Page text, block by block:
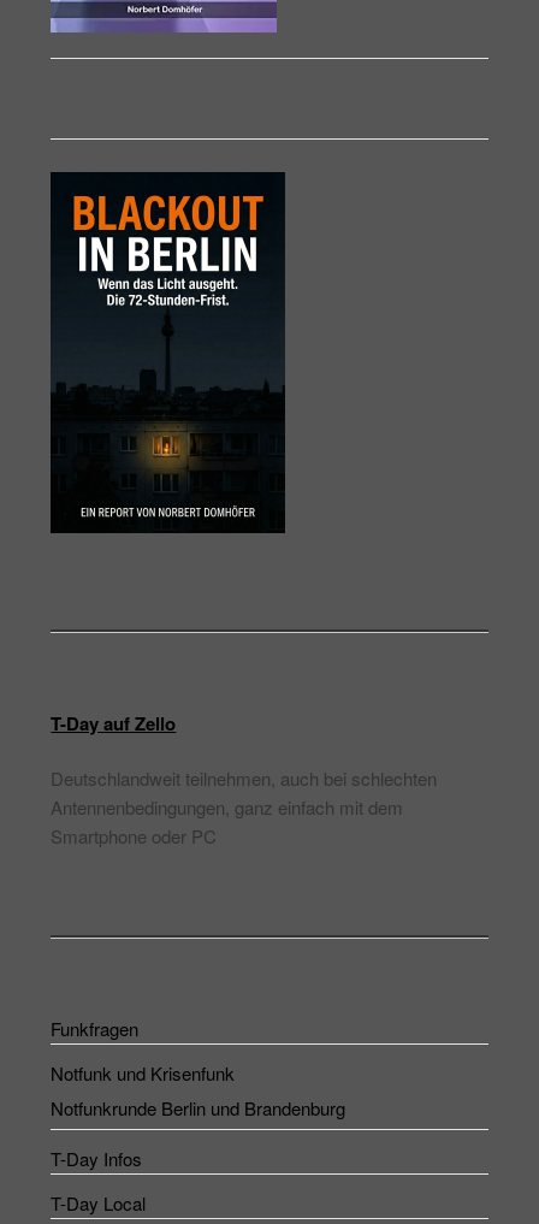
T-Day auf Zello
Deutschlandweit teilnehmen, auch bei schlechten
Antennenbedingungen, ganz einfach mit dem
Smartphone oder PC
Funkfragen
Notfunk und Krisenfunk
Notfunkrunde Berlin und Brandenburg
T-Day Infos
T-Day Local